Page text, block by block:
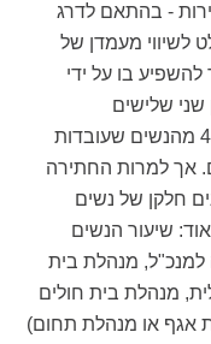
- בהתאם לדרג
לשיווי מעמדן של
בו על ידי
שני שלישים
מהמועסקים בשירותים הציבוריים, ו-45% מהנשים שעובדות
אך למרות החתירה
חלקן של נשים
שיעור הנשים
למנכ"ל, מנהלת בית
ב' (סמנכ"לית, מנהלת בית חולים
ג' (מנהלת אגף או מנהלת תחום)